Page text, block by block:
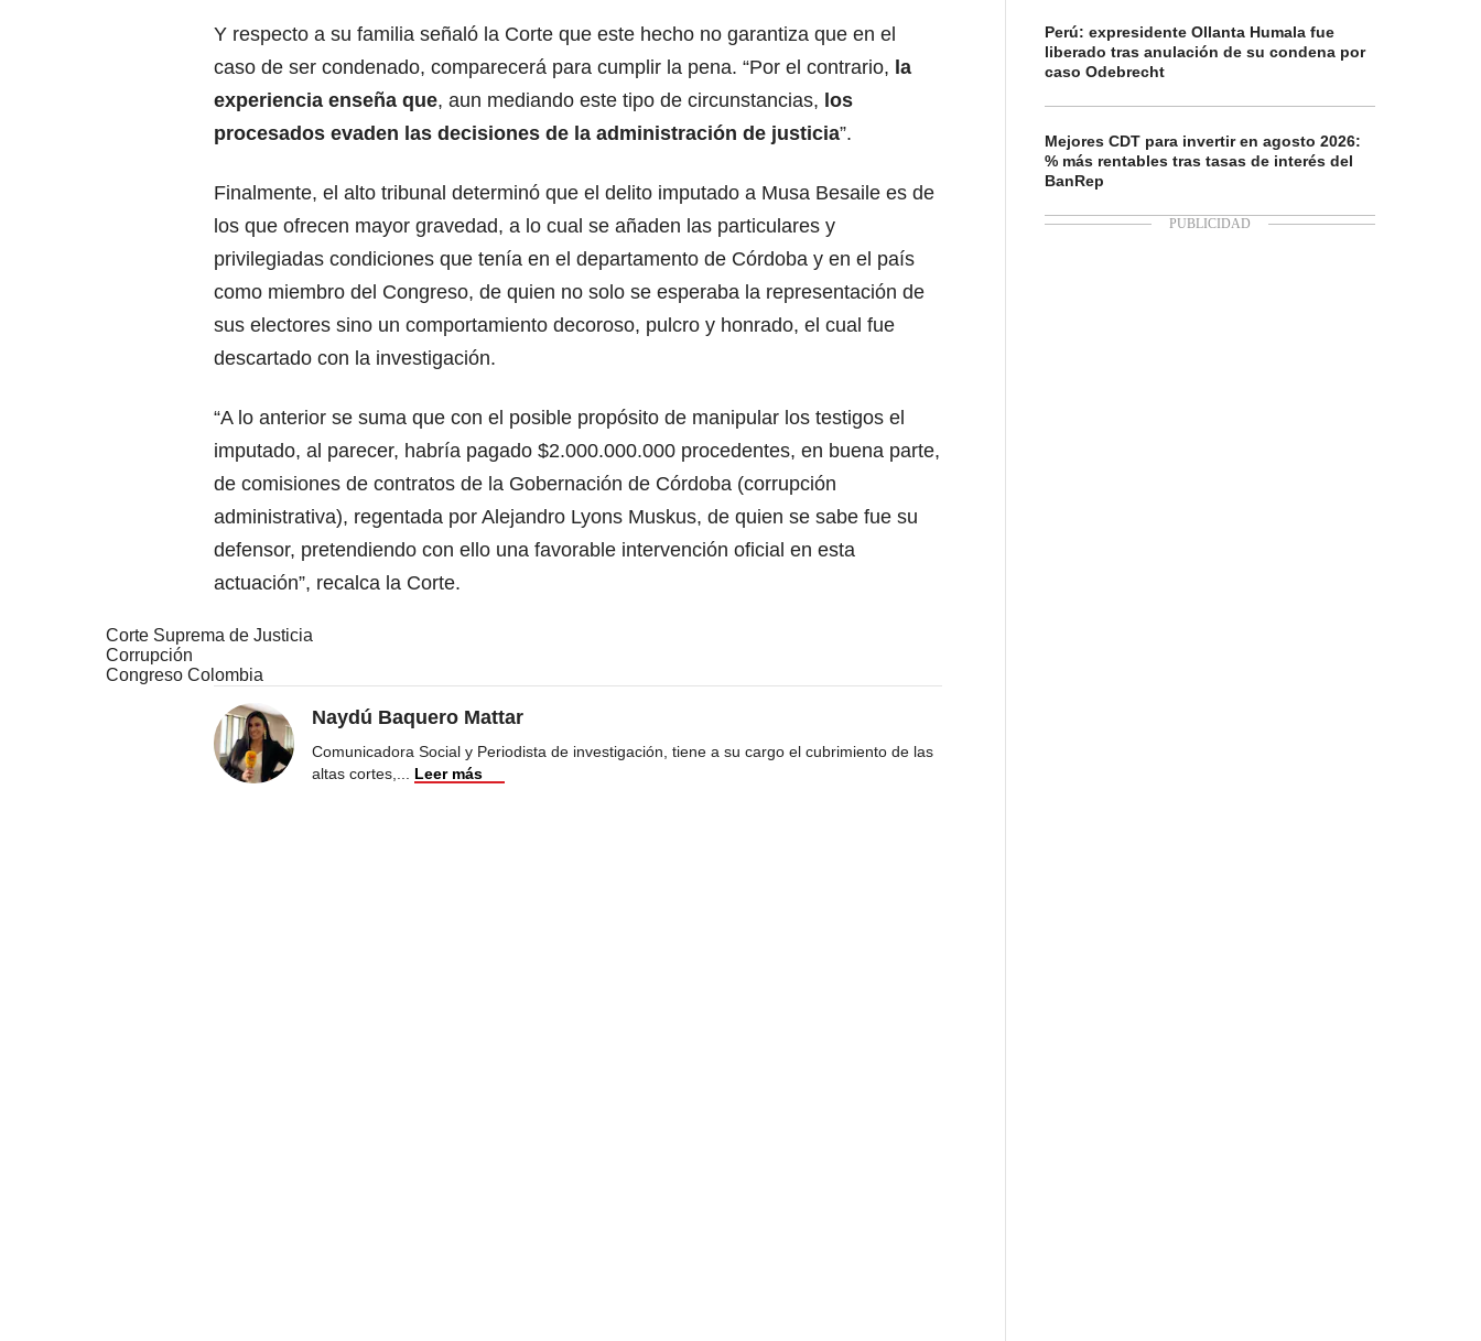
Y respecto a su familia señaló la Corte que este hecho no garantiza que en el
caso de ser condenado, comparecerá para cumplir la pena. “Por el contrario, la
experiencia enseña que, aun mediando este tipo de circunstancias, los
procesados evaden las decisiones de la administración de justicia”.
Finalmente, el alto tribunal determinó que el delito imputado a Musa Besaile es de
los que ofrecen mayor gravedad, a lo cual se añaden las particulares y
privilegiadas condiciones que tenía en el departamento de Córdoba y en el país
como miembro del Congreso, de quien no solo se esperaba la representación de
sus electores sino un comportamiento decoroso, pulcro y honrado, el cual fue
descartado con la investigación.
“A lo anterior se suma que con el posible propósito de manipular los testigos el
imputado, al parecer, habría pagado $2.000.000.000 procedentes, en buena parte,
de comisiones de contratos de la Gobernación de Córdoba (corrupción
administrativa), regentada por Alejandro Lyons Muskus, de quien se sabe fue su
defensor, pretendiendo con ello una favorable intervención oficial en esta
actuación”, recalca la Corte.
Corte Suprema de Justicia
Corrupción
Congreso Colombia
Naydú Baquero Mattar
Comunicadora Social y Periodista de investigación, tiene a su cargo el cubrimiento de las
altas cortes,
Leer más
Perú: expresidente Ollanta Humala fue
liberado tras anulación de su condena por
caso Odebrecht
Mejores CDT para invertir en agosto 2026:
% más rentables tras tasas de interés del
BanRep